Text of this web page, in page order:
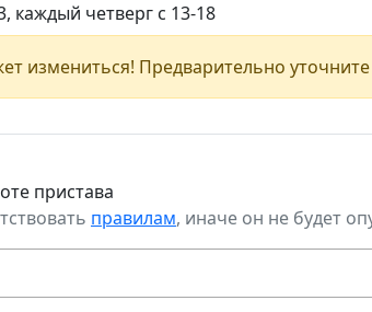
каждый четверг с 13-18
измениться! Предварительно
пристава
правилам, иначе он не будет